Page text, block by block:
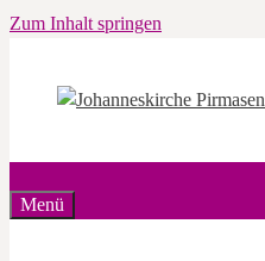
Zum Inhalt springen
Menü